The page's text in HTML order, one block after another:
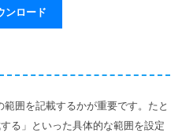
ンロード
囲を記載するかが重要です。たと
る」といった具体的な範囲を設定